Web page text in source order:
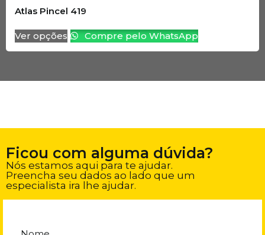
Atlas Pincel 419
Ver opções Compre pelo WhatsApp
Ficou com alguma dúvida?
Nós estamos aqui para te ajudar.
Preencha seu dados ao lado que um
especialista ira lhe ajudar.